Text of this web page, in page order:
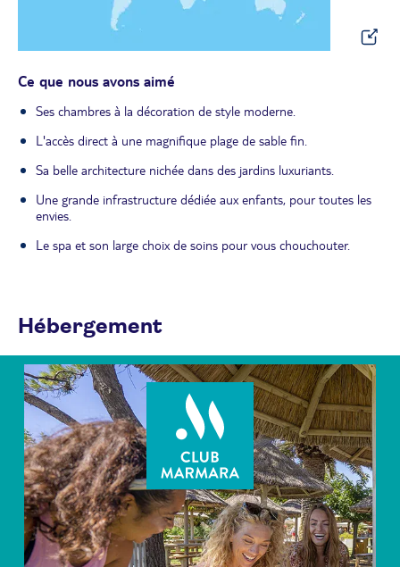
Ce que nous avons aimé
Ses chambres à la décoration de style moderne.
L'accès direct à une magnifique plage de sable fin.
Sa belle architecture nichée dans des jardins luxuriants.
Une grande infrastructure dédiée aux enfants, pour toutes les
envies.
Le spa et son large choix de soins pour vous chouchouter.
Hébergement